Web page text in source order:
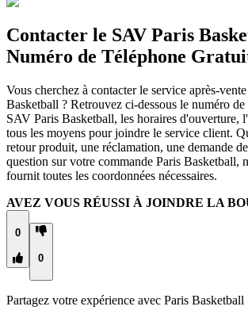
Contacter le SAV Paris
Numéro de Téléphone
Vous cherchez à contacter le service après-
Basketball ? Retrouvez ci-dessous le numéro
SAV Paris Basketball, les horaires d'ouverture,
tous les moyens pour joindre le service client.
retour produit, une réclamation, une demande
question sur votre commande Paris Basketball,
fournit toutes les coordonnées nécessaires.
AVEZ VOUS RÉUSSI À JOINDRE LA
0
0
Partagez votre expérience avec Paris Basketball